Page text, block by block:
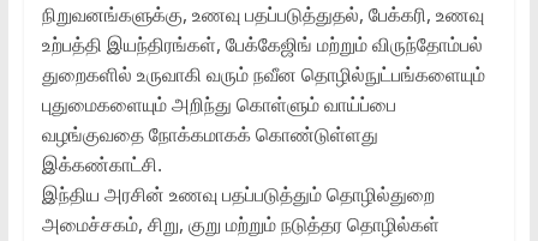
நிறுவனங்களுக்கு, உணவு பதப்படுத்துதல், பேக்கரி, உணவு
உற்பத்தி இயந்திரங்கள், பேக்கேஜிங் மற்றும் விருந்தோம்பல்
துறைகளில் உருவாகி வரும் நவீன தொழில்நுட்பங்களையும்
புதுமைகளையும் அறிந்து கொள்ளும் வாய்ப்பை
வழங்குவதை நோக்கமாகக் கொண்டுள்ளது
இக்கண்காட்சி.
இந்திய அரசின் உணவு பதப்படுத்தும் தொழில்துறை
அமைச்சகம், சிறு, குறு மற்றும் நடுத்தர தொழில்கள்